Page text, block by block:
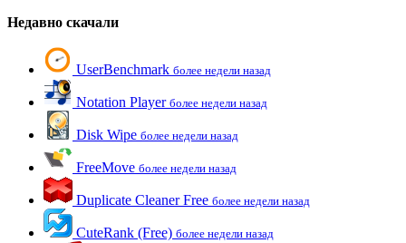
Недавно скачали
UserBenchmark более недели назад
Notation Player более недели назад
Disk Wipe более недели назад
FreeMove более недели назад
Duplicate Cleaner Free более недели назад
CuteRank (Free) более недели назад